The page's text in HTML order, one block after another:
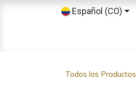
Español (CO)
Todos los Productos